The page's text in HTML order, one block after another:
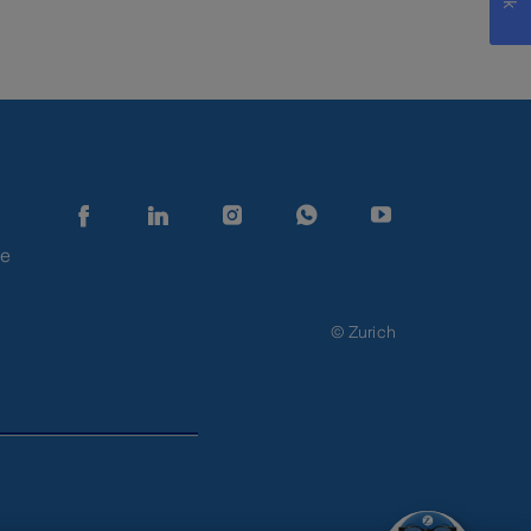
© Zurich